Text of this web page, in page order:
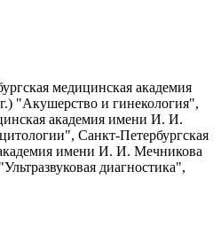
медицинская академия
"Акушерство и гинекология",
академия имени И. И.
Санкт-Петербургская
академия имени И. И. Мечникова
диагностика",